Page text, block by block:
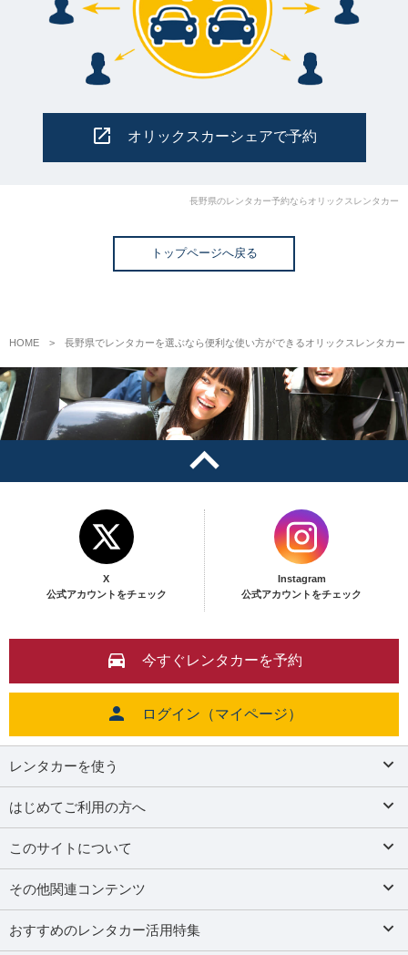
オリックスカーシェアで予約
長野県のレンタカー予約ならオリックスレンタカー
トップページへ戻る
HOME 長野県でレンタカーを選ぶなら便利な使い方ができるオリックスレンタカー
X
公式アカウントをチェック
Instagram
公式アカウントをチェック
今すぐレンタカーを予約
ログイン（マイページ）
レンタカーを使う
はじめてご利用の方へ
このサイトについて
その他関連コンテンツ
おすすめのレンタカー活用特集